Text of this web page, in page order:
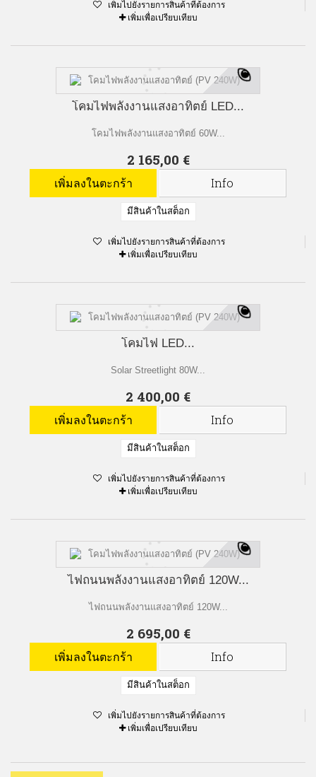
เพิ่มไปยังรายการสินค้าที่ต้องการ
เพิ่มเพื่อเปรียบเทียบ
โคมไฟพลังงานแสงอาทิตย์ LED...
โคมไฟพลังงานแสงอาทิตย์ 60W...
2 165,00 €
เพิ่มลงในตะกร้า Info
มีสินค้าในสต็อก
เพิ่มไปยังรายการสินค้าที่ต้องการ
เพิ่มเพื่อเปรียบเทียบ
โคมไฟ LED...
Solar Streetlight 80W...
2 400,00 €
เพิ่มลงในตะกร้า Info
มีสินค้าในสต็อก
เพิ่มไปยังรายการสินค้าที่ต้องการ
เพิ่มเพื่อเปรียบเทียบ
ไฟถนนพลังงานแสงอาทิตย์ 120W...
ไฟถนนพลังงานแสงอาทิตย์ 120W...
2 695,00 €
เพิ่มลงในตะกร้า Info
มีสินค้าในสต็อก
เพิ่มไปยังรายการสินค้าที่ต้องการ
เพิ่มเพื่อเปรียบเทียบ